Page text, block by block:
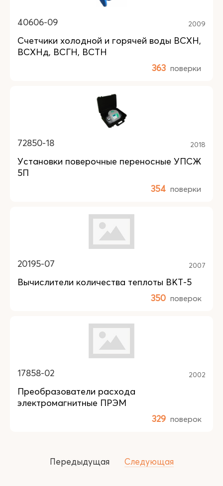
40606-09 2009
Счетчики холодной и горячей воды ВСХН,
ВСХНд, ВСГН, ВСТН
363 поверки
72850-18 2018
Установки поверочные переносные УПСЖ
5П
354 поверки
20195-07 2007
Вычислители количества теплоты ВКТ-5
350 поверок
17858-02 2002
Преобразователи расхода
электромагнитные ПРЭМ
329 поверок
Передыдущая Следующая